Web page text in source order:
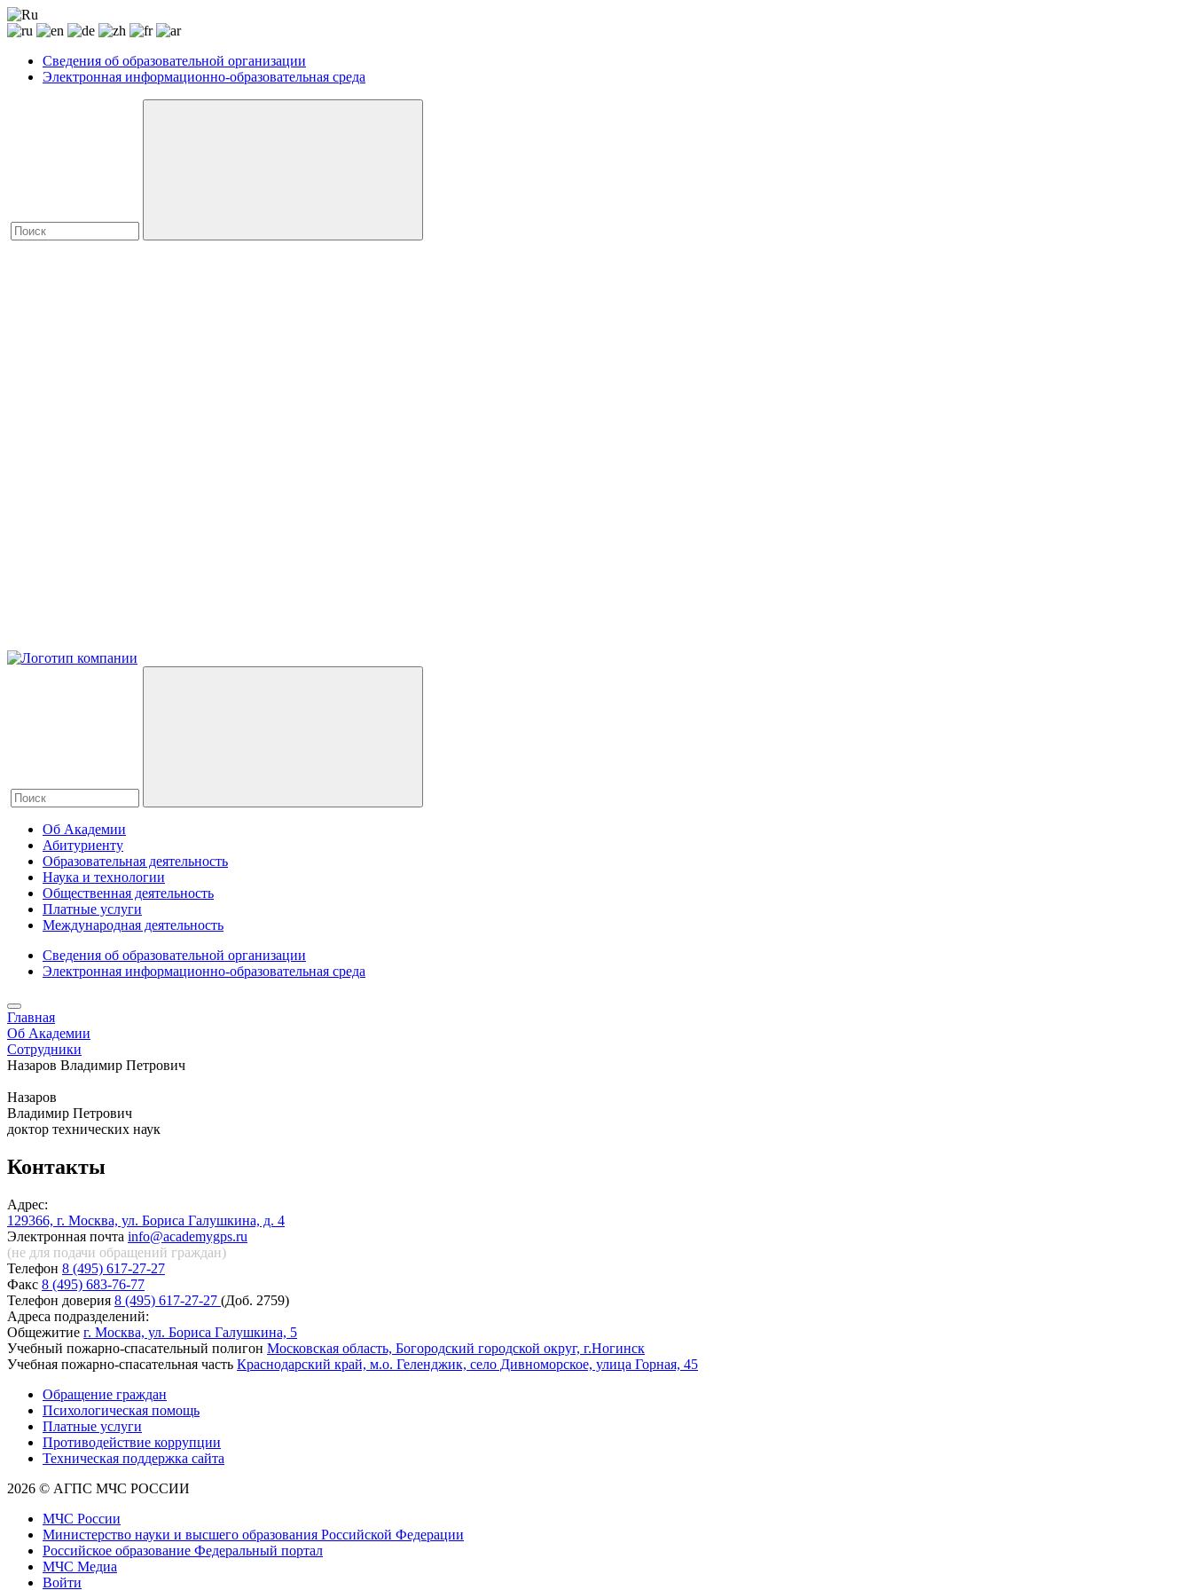
Сведения об образовательной организации
Электронная информационно-образовательная среда
Об Академии
Абитуриенту
Образовательная деятельность
Наука и технологии
Общественная деятельность
Платные услуги
Международная деятельность
Сведения об образовательной организации
Электронная информационно-образовательная среда
Главная
Об Академии
Сотрудники
Назаров Владимир Петрович
Назаров
Владимир Петрович
доктор технических наук
Контакты
Адрес:
129366, г. Москва, ул. Бориса Галушкина, д. 4
Электронная почта info@academygps.ru
(не для подачи обращений граждан)
Телефон 8 (495) 617-27-27
Факс 8 (495) 683-76-77
Телефон доверия 8 (495) 617-27-27 (Доб. 2759)
Адреса подразделений:
Общежитие г. Москва, ул. Бориса Галушкина, 5
Учебный пожарно-спасательный полигон Московская область, Богородский городской округ, г.Ногинск
Учебная пожарно-спасательная часть Краснодарский край, м.о. Геленджик, село Дивноморское, улица Горная, 45
Обращение граждан
Психологическая помощь
Платные услуги
Противодействие коррупции
Техническая поддержка сайта
2026 © АГПС МЧС РОССИИ
МЧС России
Министерство науки и высшего образования Российской Федерации
Российское образование Федеральный портал
МЧС Медиа
Войти